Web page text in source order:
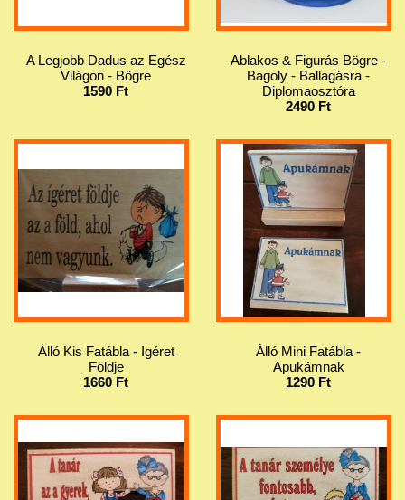
A Legjobb Dadus az Egész
Világon - Bögre
1590 Ft
Ablakos & Figurás Bögre -
Bagoly - Ballagásra -
Diplomaosztóra
2490 Ft
Álló Kis Fatábla - Igéret
Földje
1660 Ft
Álló Mini Fatábla -
Apukámnak
1290 Ft